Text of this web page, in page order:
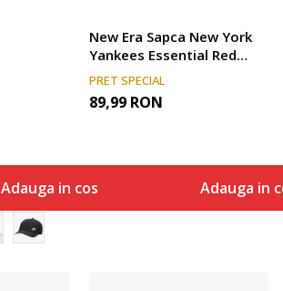
Adauga in cos
New Era Sapca New York
Yankees Essential Red
39THIRTY Cap
PRET SPECIAL
89,99 RON
Adauga in